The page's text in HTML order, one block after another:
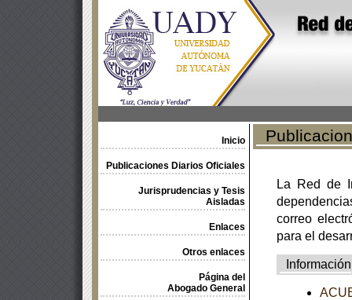
Inicio
Publicaciones Diarios Oficiales
Jurisprudencias y Tesis
Aisladas
Enlaces
Otros enlaces
Página del
Abogado General
La Red de
correo
para el
Información